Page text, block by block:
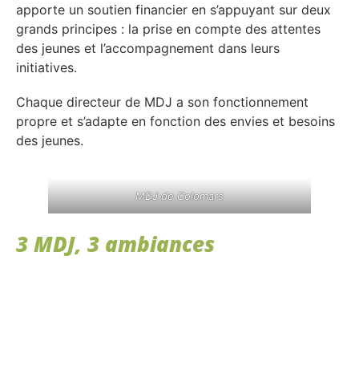
apporte un soutien financier en s’appuyant sur deux
grands principes : la prise en compte des attentes
des jeunes et l’accompagnement dans leurs
initiatives.
Chaque directeur de MDJ a son fonctionnement
propre et s’adapte en fonction des envies et besoins
des jeunes.
MDJ de Colomars
3 MDJ, 3 ambiances